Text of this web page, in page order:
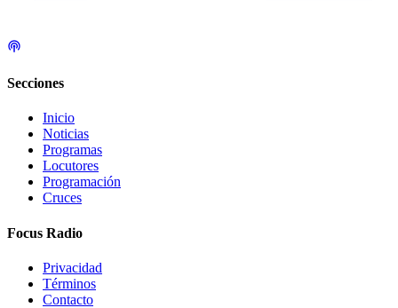
Secciones
Inicio
Noticias
Programas
Locutores
Programación
Cruces
Focus Radio
Privacidad
Términos
Contacto